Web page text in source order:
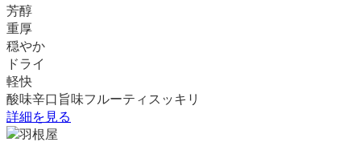
芳醇
重厚
穏やか
ドライ
軽快
酸味辛口 旨味フルーティ スッキリ
詳細を見る